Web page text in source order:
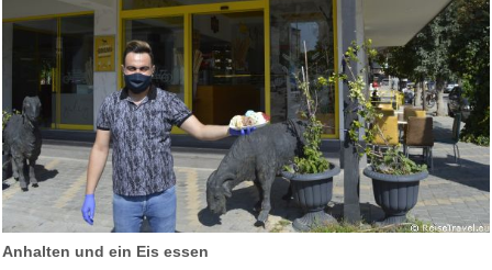
Anhalten und ein Eis essen